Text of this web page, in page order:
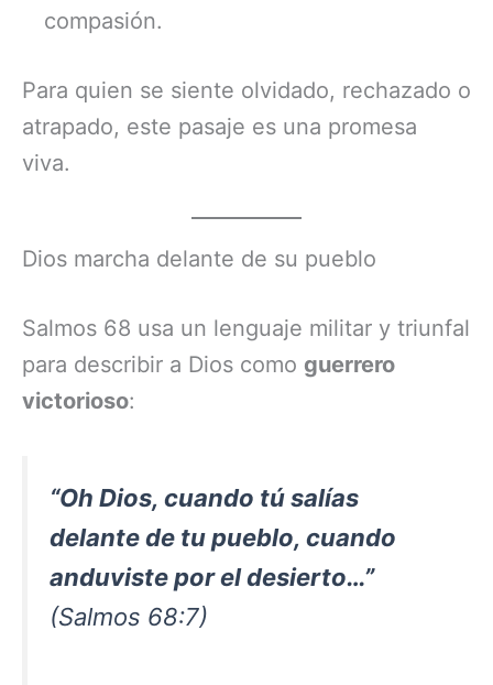
compasión.
Para quien se siente olvidado, rechazado o
atrapado, este pasaje es una promesa
viva.
Dios marcha delante de su pueblo
Salmos 68 usa un lenguaje militar y triunfal
para describir a Dios como guerrero
victorioso:
“Oh Dios, cuando tú salías
delante de tu pueblo, cuando
anduviste por el desierto…”
(Salmos 68:7)